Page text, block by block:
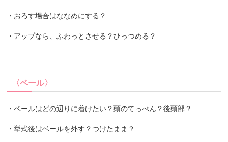
・おろす場合はななめにする？
・アップなら、ふわっとさせる？ひっつめる？
〈ベール〉
・ベールはどの辺りに着けたい？頭のてっぺん？後頭部？
・挙式後はベールを外す？つけたまま？